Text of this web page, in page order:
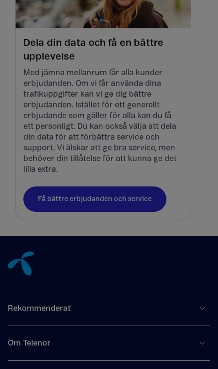
Dela din data och få en bättre
upplevelse
Med jämna mellanrum får alla kunder
erbjudanden. Om vi får använda dina
trafikuppgifter kan vi ge dig bättre
erbjudanden. Istället för ett generellt
erbjudande som gäller för alla kan du få
ett personligt. Du kan också välja att dela
din data för att förbättra service och
support. Vi älskar att ge bra service, men
behöver din tillåtelse för att kunna ge det
lilla extra.
Få bättre erbjudanden och service
Rekommenderat
Om Telenor